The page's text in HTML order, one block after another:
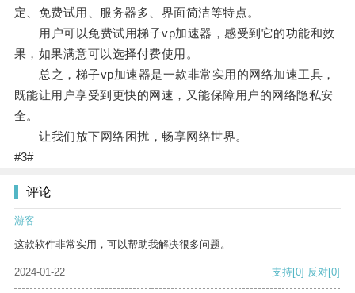
定、免费试用、服务器多、界面简洁等特点。
用户可以免费试用梯子vp加速器，感受到它的功能和效
果，如果满意可以选择付费使用。
总之，梯子vp加速器是一款非常实用的网络加速工具，
既能让用户享受到更快的网速，又能保障用户的网络隐私安
全。
让我们放下网络困扰，畅享网络世界。
#3#
评论
游客
这款软件非常实用，可以帮助我解决很多问题。
2024-01-22 支持[0] 反对[0]